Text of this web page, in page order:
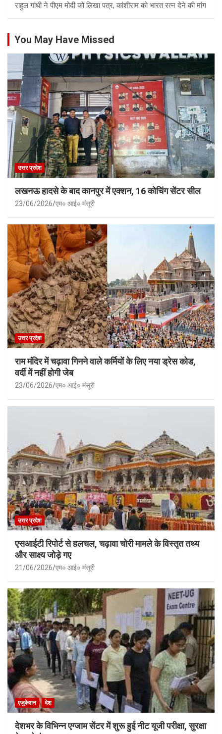
राहुल गांधी ने पीएम मोदी को लिखा पत्र, कांशीराम को भारत रत्न देने की मांग
You May Have Missed
उत्तर प्रदेश
लखनऊ हादसे के बाद कानपुर में एक्शन, 16 कोचिंग सेंटर सील
23/06/2026 एम० आई० मंसूरी
उत्तर प्रदेश
राम मंदिर में चढ़ावा गिनने वाले कर्मियों के लिए नया ड्रेस कोड,
वर्दी में नहीं होगी जेब
23/06/2026 एम० आई० मंसूरी
उत्तर प्रदेश
एसआईटी रिपोर्ट से हलचल, चढ़ावा चोरी मामले के विस्तृत तथ्य
और साक्ष्य जोड़े गए
21/06/2026 एम० आई० मंसूरी
एजुकेशन देश
देशभर के विभिन्न एग्जाम सेंटर में शुरू हुई नीट यूजी परीक्षा, सुरक्षा